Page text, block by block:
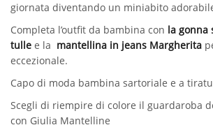
giornata diventando un miniabito
Completa l’outfit da bambina con la gonna
tulle e la mantellina in jeans Margherita
eccezionale.
Capo di moda bambina sartoriale e a
Scegli di riempire di colore il guardaroba
con Giulia Mantelline